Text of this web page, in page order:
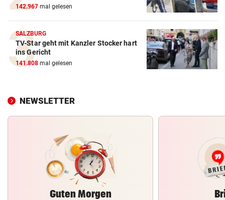
142.967 mal gelesen
SALZBURG
TV-Star geht mit Kanzler Stocker hart
ins Gericht
141.808 mal gelesen
NEWSLETTER
Guten Morgen